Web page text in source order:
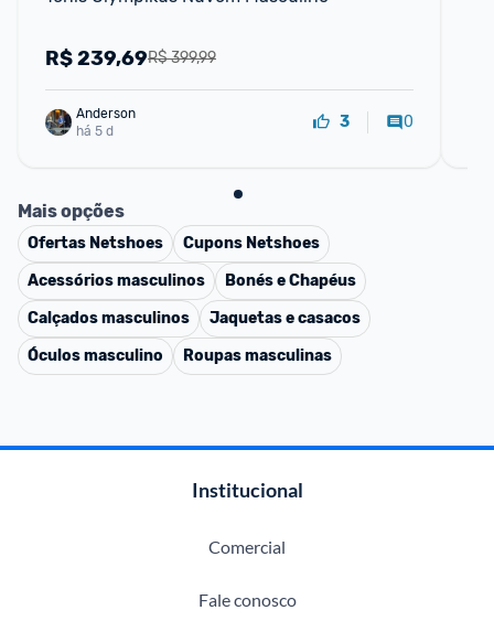
R$ 399,99
R$239,69
Anderson
há 5 d
3 0
Mais opções
Ofertas Netshoes Cupons Netshoes
Acessórios masculinos
Bonés e Chapéus
Calçados masculinos
Jaquetas e casacos
Óculos masculino
Roupas masculinas
Institucional
Comercial
Fale conosco